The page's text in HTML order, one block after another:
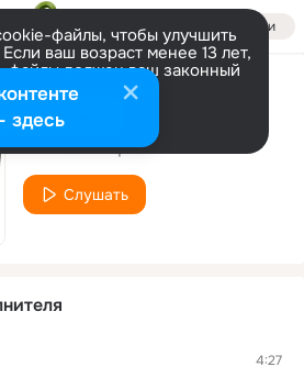
Войти
файлы, чтобы улучшить
ваш возраст менее 13 лет,
файлы должен ваш законный
информации
Настроить
Generation Gap
Professor Kliq
Слушать
4:27
здесь